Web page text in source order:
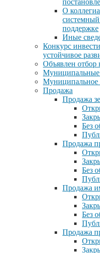
О
поддержке
Иные
Конкурс
устойчивое
Объявлен
Муниципальные
Муниципальное
Продажа
Продажа
Без
Продажа
Без
Продажа
Без
Продажа